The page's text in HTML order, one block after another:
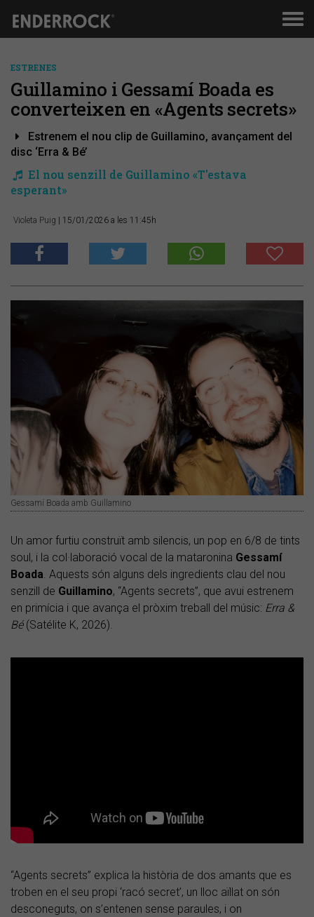
ESTRENES
​Guillamino i Gessamí Boada es
converteixen en «Agents secrets»
Estrenem el nou clip de Guillamino, avançament del
disc ‘Erra & Bé’
El nou senzill de Guillamino «T'estava
esperant»
Violeta Puig | 15/01/2026 a les 11:45h
Gessamí Boada amb Guillamino
Un amor furtiu construït amb silencis, un pop en 6/8 de tints
soul, i la col·laboració vocal de la mataronina Gessamí
Boada. Aquests són alguns dels ingredients clau del nou
senzill de Guillamino, “Agents secrets”, que avui estrenem
en primícia i que avança el pròxim treball del músic: Erra &
Bé(Satélite K, 2026).
“Agents secrets” explica la història de dos amants que es
troben en el seu propi ‘racó secret’, un lloc aïllat on són
desconeguts, on s’entenen sense paraules, i on